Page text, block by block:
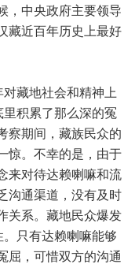
，中央政府主要领导
藏近百年历史上最好
对藏地社会和精神上
里积累了那么深的冤
察期间，藏族民众的
惊。不幸的是，由于
来对待达赖喇嘛和流
沟通渠道，没有及时
关系。藏地民众爆发
。只有达赖喇嘛能够
屈，可惜双方的沟通